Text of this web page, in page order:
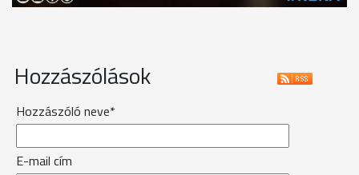
Hozzászólások
Hozzászóló neve*
E-mail cím